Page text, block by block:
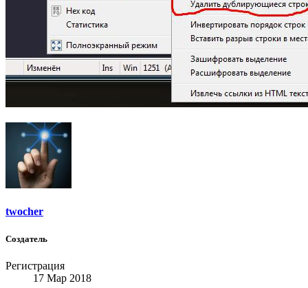
twocher
Создатель
Регистрация
17 Мар 2018